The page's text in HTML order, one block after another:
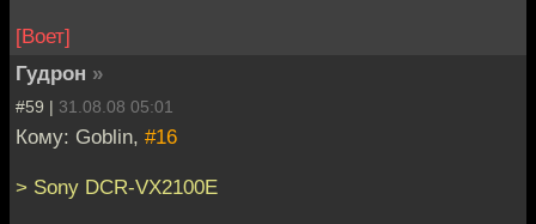
[Воет]
Гудрон »
#59 | 31.08.08 05:01
Кому: Goblin, #16
> Sony DCR-VX2100E